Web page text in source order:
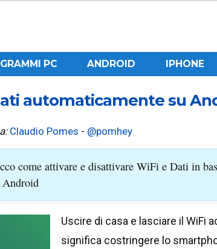
PC ANDROID IPHONE
automaticamente su
Claudio Pomes - @pomhey
come attivare e disattivare WiFi e Dati in
Android
Uscire di casa e lasciare il WiFi
significa costringere lo